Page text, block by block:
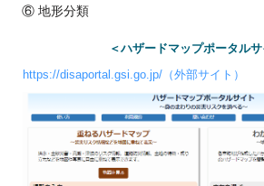
⑥ 地形分類
＜ハザードマップポータルサ
https://disaportal.gsi.go.jp/（外部サイト）